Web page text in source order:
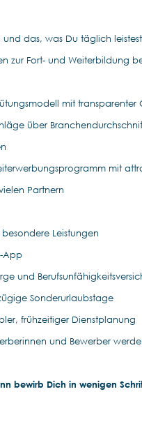
das, was Du täglich leistest
zur Fort- und Weiterbildung
mit
über
mit
Partnern
Leistungen
App
und
Sonderurlaubstage
frühzeitiger Dienstplanung
und Bewerber
bewirb Dich in wenigen